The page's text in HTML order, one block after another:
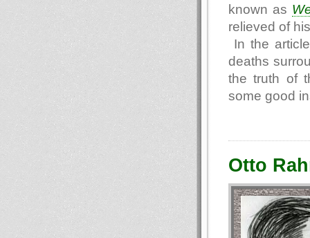
known as
relieved of
In the
deaths
the truth of
some good
Otto